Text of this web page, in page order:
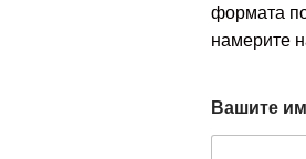
формата
намерите
m
a
Вашите